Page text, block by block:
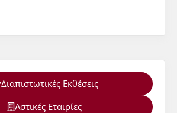
Διαπιστωτικές Εκθέσεις
Αστικές Εταιρίες